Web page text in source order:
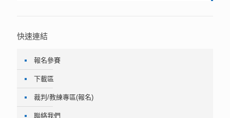
快速連結
報名參賽
下載區
裁判/教練專區(報名)
聯絡我們